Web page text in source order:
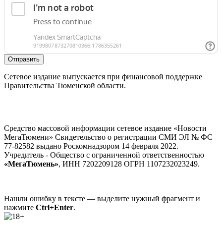
Отправить
Сетевое издание выпускается при финансовой поддержке
Правительства Тюменской области.
Средство массовой информации сетевое издание «Новости
МегаТюмени» Свидетельство о регистрации СМИ ЭЛ № ФС
77-82582 выдано Роскомнадзором 14 февраля 2022.
Учредитель - Общество с ограниченной ответственностью
«МегаТюмень», ИНН 7202209128 ОГРН 1107232023249.
Нашли ошибку в тексте — выделите нужный фрагмент и
нажмите Ctrl+Enter.